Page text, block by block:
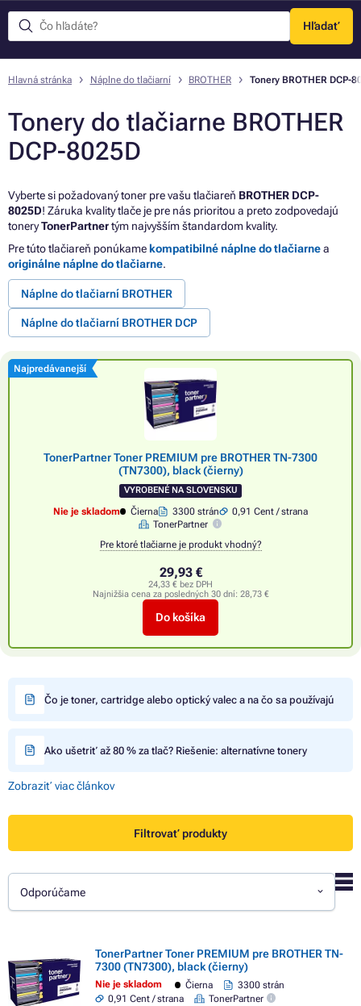
Hľadať
Menu
Hlavná stránka Náplne do tlačiarní BROTHER Tonery BROTHER DCP-
Tonery do tlačiarne BROTHER
DCP-8025D
Vyberte si požadovaný toner pre vašu tlačiareň BROTHER DCP-
8025D! Záruka kvality tlače je pre nás prioritou a preto zodpovedajú
toneryTonerPartnertým najvyšším štandardom kvality.
Pre túto tlačiareň ponúkame kompatibilné náplne do tlačiarnea
originálne náplne do tlačiarne.
Náplne do tlačiarní BROTHER
Náplne do tlačiarní BROTHER DCP
Najpredávanejší
TonerPartner Toner PREMIUM pre BROTHER TN-7300
(TN7300), black (čierny)
VYROBENÉ NA SLOVENSKU
Nie je skladom Čierna 3300 strán
0,91 Cent / strana
TonerPartner
Pre ktoré tlačiarne je produkt vhodný?
29,93 €
24,33 € bez DPH
Najnižšia cena za posledných 30 dní: 28,73 €
Do košíka
Čo je toner, cartridge alebo optický valec a na čo sa používajú
Ako ušetriť až 80 % za tlač? Riešenie: alternatívne tonery
Zobraziť viac článkov
Filtrovať produkty
Odporúčame
TonerPartner Toner PREMIUM pre BROTHER TN-
7300 (TN7300), black (čierny)
Nie je skladom Čierna
3300 strán
0,91 Cent / strana
TonerPartner